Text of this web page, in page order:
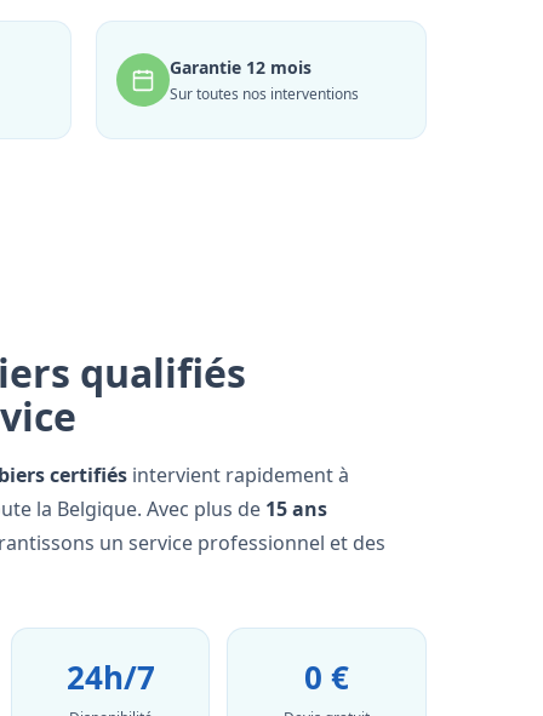
Garantie 12 mois
Sur toutes nos interventions
qualifiés
certifiés intervient rapidement à
la Belgique. Avec plus de 15 ans
un service professionnel et des
24h/7 0 €